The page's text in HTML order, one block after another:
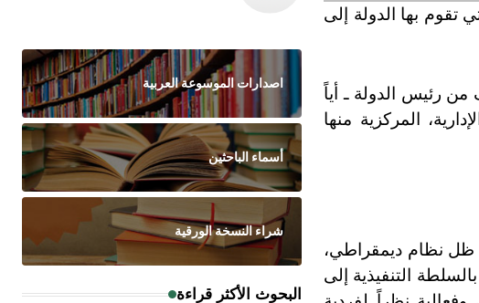
تقوم بها الدولة إلى
من رئيس الدولة ـ أياً
المركزية منها
ظل نظام ديمقراطي،
التنفيذية إلى
اصدارات الموسوعة العربية
أسماء الباحثين
شراء النسخة الورقية
البحوث الأكثر قراءة